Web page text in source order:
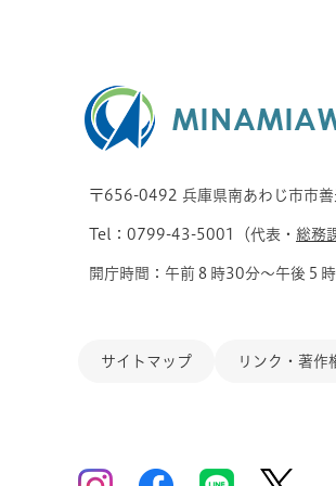
〒656-0492 兵庫県南あわじ市市善
Tel：0799-43-5001（代表・ 総務
開庁時間：午前８時30分～午後５
サイトマップ リンク・著作